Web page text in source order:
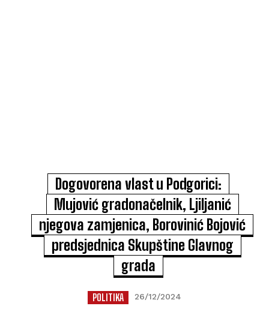
Dogovorena vlast u Podgorici:
Mujović gradonačelnik, Ljiljanić
njegova zamjenica, Borovinić Bojović
predsjednica Skupštine Glavnog
grada
POLITIKA 26/12/2024